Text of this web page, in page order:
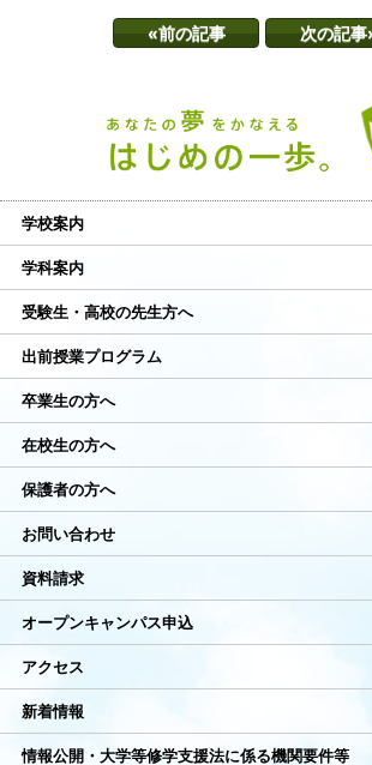
«前の記事 次の記事
学校案内
学科案内
受験生・高校の先生方へ
出前授業プログラム
卒業生の方へ
在校生の方へ
保護者の方へ
お問い合わせ
資料請求
オープンキャンパス申込
アクセス
新着情報
情報公開・大学等修学支援法に係る機関要件等